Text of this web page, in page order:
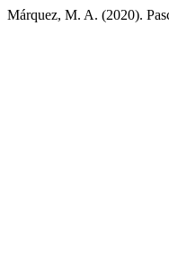
Márquez, M. A. (2020).